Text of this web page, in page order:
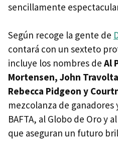
sencillamente
Según recoge la gente de
contará con un sexteto
incluye los nombres de Al
Mortensen, John
Rebecca Pidgeon y
mezcolanza de ganadores
BAFTA, al Globo de Oro y
que aseguran un futuro